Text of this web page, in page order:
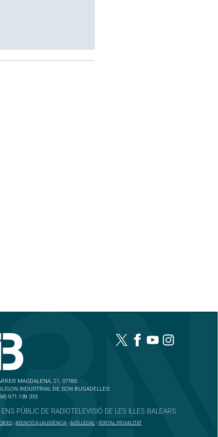
MAGDALENA, 21, 07180
INDUSTRIAL DE SON BUGADELLES
971 139 333
PÚBLIC DE RADIOTELEVISIÓ DE LES ILLES BALEARS
| ATENCIÓ A L'AUDIÈNCIA| AVÍS LEGAL| PORTAL PRIVACITAT